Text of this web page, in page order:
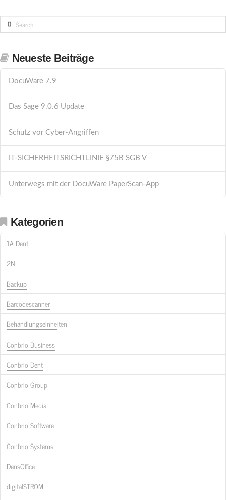
Search
Neueste Beiträge
DocuWare 7.9
Das Sage 9.0.6 Update
Schutz vor Cyber-Angriffen
IT-SICHERHEITSRICHTLINIE §75B SGB V
Unterwegs mit der DocuWare PaperScan-App
Kategorien
1A Dent
2N
Backup
Barcodescanner
Behandlungseinheiten
Conbrio Business
Conbrio Dent
Conbrio Group
Conbrio Media
Conbrio Software
Conbrio Systems
DensOffice
digitalSTROM